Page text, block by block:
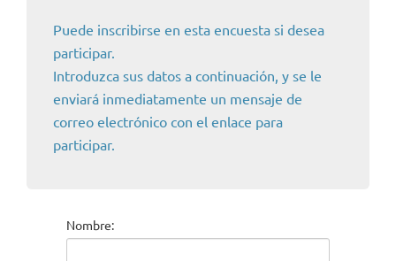
Puede inscribirse en esta encuesta si desea
participar.
Introduzca sus datos a continuación, y se le
enviará inmediatamente un mensaje de
correo electrónico con el enlace para
participar.
Nombre: